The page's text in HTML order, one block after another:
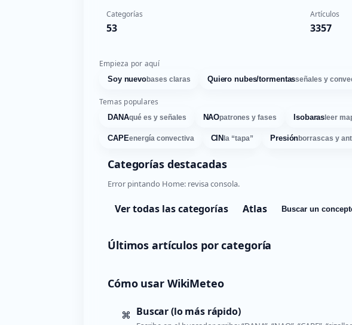
Categorías
53
Artículos
3357
Empieza por aquí
Soy nuevobases claras Quiero nubes/tormentasseñales y
Temas populares
DANAqué es y señales NAOpatrones y fases Isobarasleer
CAPEenergía convectiva CIN la “tapa” Presiónborrascas y
Categorías destacadas
Error pintando Home: revisa consola.
Ver todas las categorías Atlas Buscar un
Últimos artículos por categoría
Cómo usar WikiMeteo
⌘ Buscar (lo más rápido)